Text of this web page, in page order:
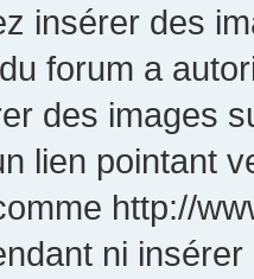
insérer des
forum a
des images
lien pointant
http://
ni